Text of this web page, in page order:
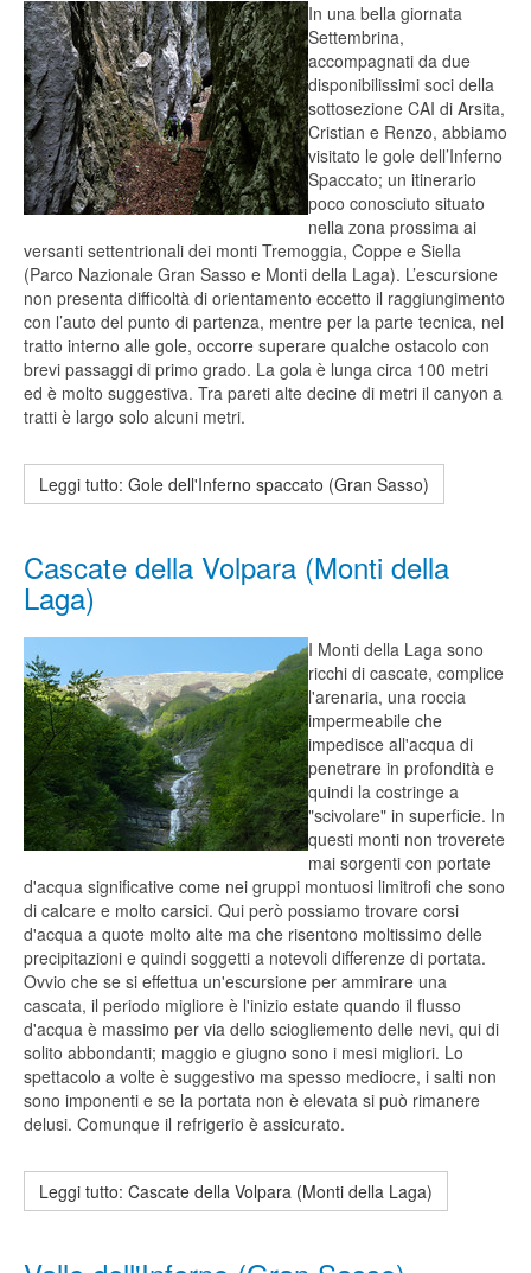
In una bella giornata
Settembrina,
accompagnati da due
disponibilissimi soci della
sottosezione CAI di Arsita,
Cristian e Renzo, abbiamo
visitato le gole dell’Inferno
Spaccato; un itinerario
poco conosciuto situato
nella zona prossima ai
versanti settentrionali dei monti Tremoggia, Coppe e Siella
(Parco Nazionale Gran Sasso e Monti della Laga). L’escursione
non presenta difficoltà di orientamento eccetto il raggiungimento
con l’auto del punto di partenza, mentre per la parte tecnica, nel
tratto interno alle gole, occorre superare qualche ostacolo con
brevi passaggi di primo grado. La gola è lunga circa 100 metri
ed è molto suggestiva. Tra pareti alte decine di metri il canyon a
tratti è largo solo alcuni metri.
Leggi tutto: Gole dell'Inferno spaccato (Gran Sasso)
Cascate della Volpara (Monti della
Laga)
I Monti della Laga sono
ricchi di cascate, complice
l'arenaria, una roccia
impermeabile che
impedisce all'acqua di
penetrare in profondità e
quindi la costringe a
"scivolare" in superficie. In
questi monti non troverete
mai sorgenti con portate
d'acqua significative come nei gruppi montuosi limitrofi che sono
di calcare e molto carsici. Qui però possiamo trovare corsi
d'acqua a quote molto alte ma che risentono moltissimo delle
precipitazioni e quindi soggetti a notevoli differenze di portata.
Ovvio che se si effettua un'escursione per ammirare una
cascata, il periodo migliore è l'inizio estate quando il flusso
d'acqua è massimo per via dello sciogliemento delle nevi, qui di
solito abbondanti; maggio e giugno sono i mesi migliori. Lo
spettacolo a volte è suggestivo ma spesso mediocre, i salti non
sono imponenti e se la portata non è elevata si può rimanere
delusi. Comunque il refrigerio è assicurato.
Leggi tutto: Cascate della Volpara (Monti della Laga)